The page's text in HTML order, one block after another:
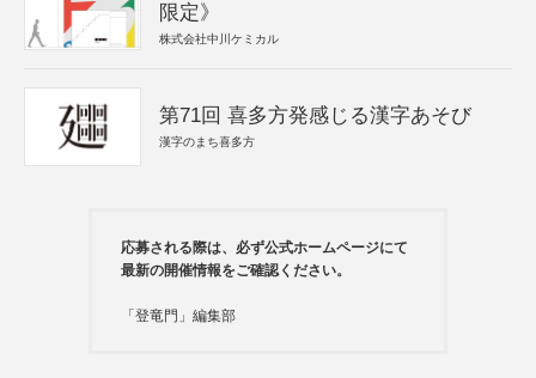
限定》
株式会社中川ケミカル
第71回 喜多方発感じる漢字あそび
漢字のまち喜多方
応募される際は、必ず公式ホームページにて
最新の開催情報をご確認ください。
「登竜門」編集部